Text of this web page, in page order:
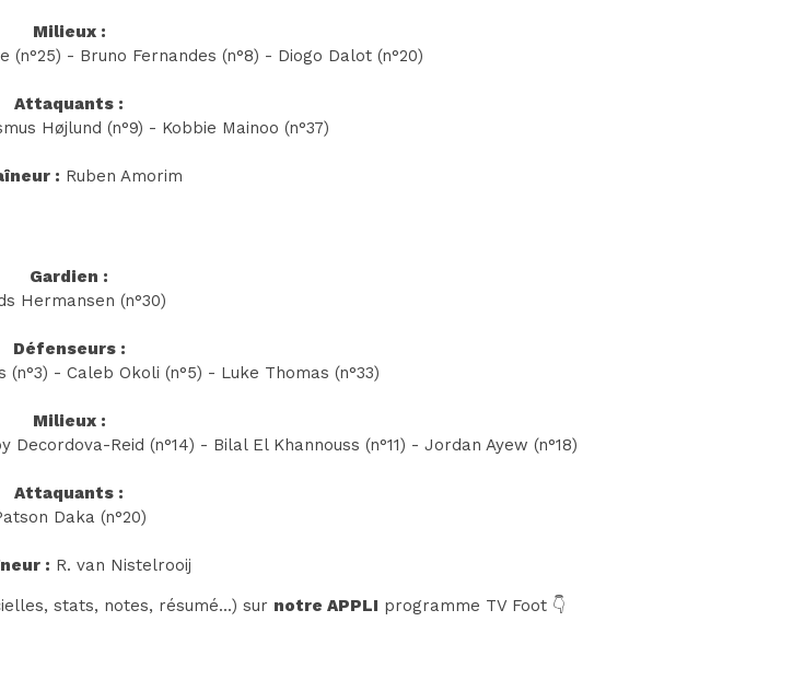
Milieux :
(n°25) - Bruno Fernandes (n°8) - Diogo Dalot (n°20)
Attaquants :
Højlund (n°9) - Kobbie Mainoo (n°37)
: Ruben Amorim
Gardien :
Hermansen (n°30)
Défenseurs :
(n°3) - Caleb Okoli (n°5) - Luke Thomas (n°33)
Milieux :
Reid (n°14) - Bilal El Khannouss (n°11) - Jordan Ayew (n°18)
Attaquants :
Daka (n°20)
: R. van Nistelrooij
stats, notes, résumé...) sur notre APPLI programme TV Foot 👇